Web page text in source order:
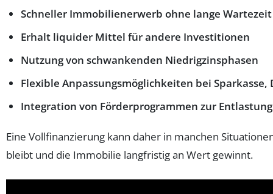
Schneller Immobilienerwerb ohne lange Wartezeit
Erhalt liquider Mittel für andere Investitionen
Nutzung von schwankenden Niedrigzinsphasen
Flexible Anpassungsmöglichkeiten bei Sparkasse,
Integration von Förderprogrammen zur Entlastung
Eine Vollfinanzierung kann daher in manchen
bleibt und die Immobilie langfristig an Wert gewinnt.